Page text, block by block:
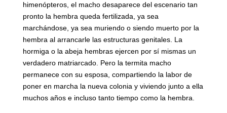
himenópteros, el macho desaparece del escenario tan
pronto la hembra queda fertilizada, ya sea
marchándose, ya sea muriendo o siendo muerto por la
hembra al arrancarle las estructuras genitales. La
hormiga o la abeja hembras ejercen por sí mismas un
verdadero matriarcado. Pero la termita macho
permanece con su esposa, compartiendo la labor de
poner en marcha la nueva colonia y viviendo junto a ella
muchos años e incluso tanto tiempo como la hembra.